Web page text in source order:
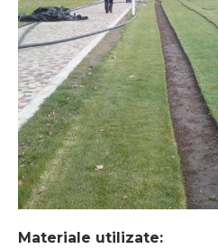
Materiale utilizate: